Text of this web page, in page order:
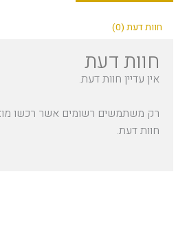
חוות דעת (0)
חוות דעת
אין עדיין חוות דעת.
רק משתמשים רשומים אשר רכשו
חוות דעת.